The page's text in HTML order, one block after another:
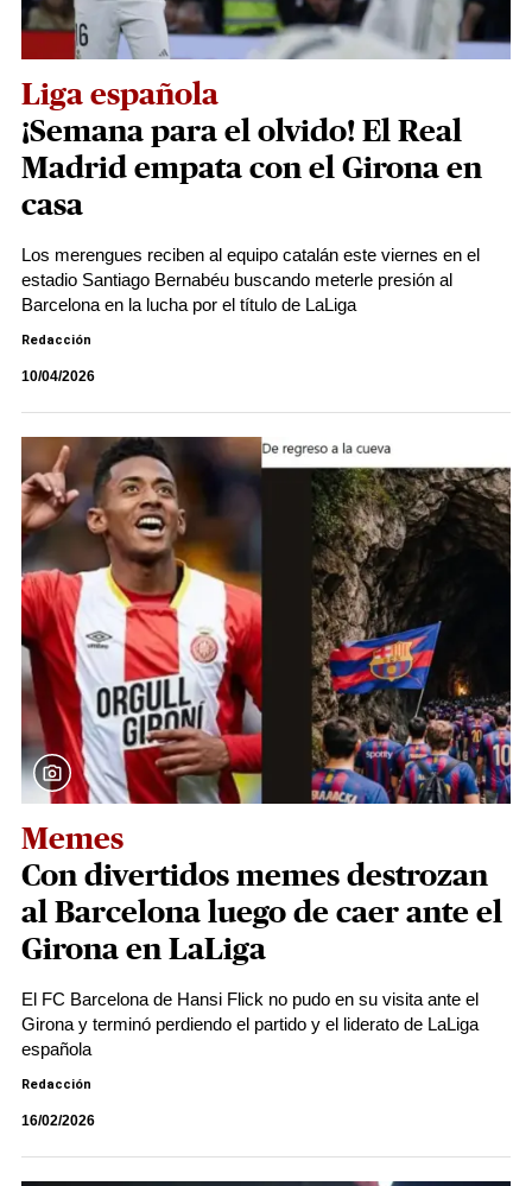
Liga española
¡Semana para el olvido! El Real
Madrid empata con el Girona en
casa
Los merengues reciben al equipo catalán este viernes en el
estadio Santiago Bernabéu buscando meterle presión al
Barcelona en la lucha por el título de LaLiga
Redacción
10/04/2026
Memes
Con divertidos memes destrozan
al Barcelona luego de caer ante el
Girona en LaLiga
El FC Barcelona de Hansi Flick no pudo en su visita ante el
Girona y terminó perdiendo el partido y el liderato de LaLiga
española
Redacción
16/02/2026